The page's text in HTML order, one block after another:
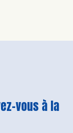
vous à la